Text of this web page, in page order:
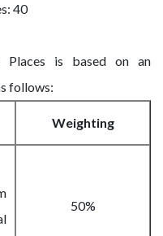
40
Places is based on an
follows:
Weighting
50%